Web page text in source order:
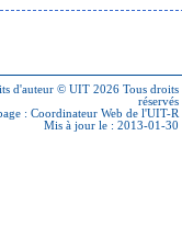
d'auteur © UIT 2026 Tous droits
réservés
: Coordinateur Web de l'UIT-R
Mis à jour le : 2013-01-30